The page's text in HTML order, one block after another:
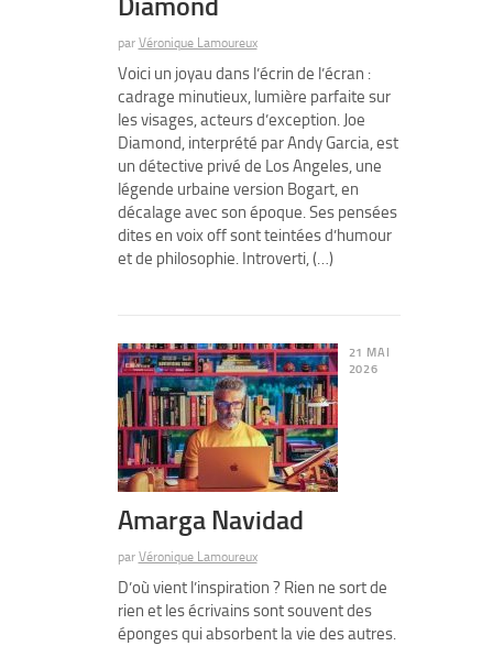
par Véronique Lamoureux
Voici un joyau dans l’écrin de l’écran :
cadrage minutieux, lumière parfaite sur
les visages, acteurs d’exception. Joe
Diamond, interprété par Andy Garcia, est
un détective privé de Los Angeles, une
légende urbaine version Bogart, en
décalage avec son époque. Ses pensées
dites en voix off sont teintées d’humour
et de philosophie. Introverti, (…)
21 MAI
2026
Amarga Navidad
par Véronique Lamoureux
D’où vient l’inspiration ? Rien ne sort de
rien et les écrivains sont souvent des
éponges qui absorbent la vie des autres.